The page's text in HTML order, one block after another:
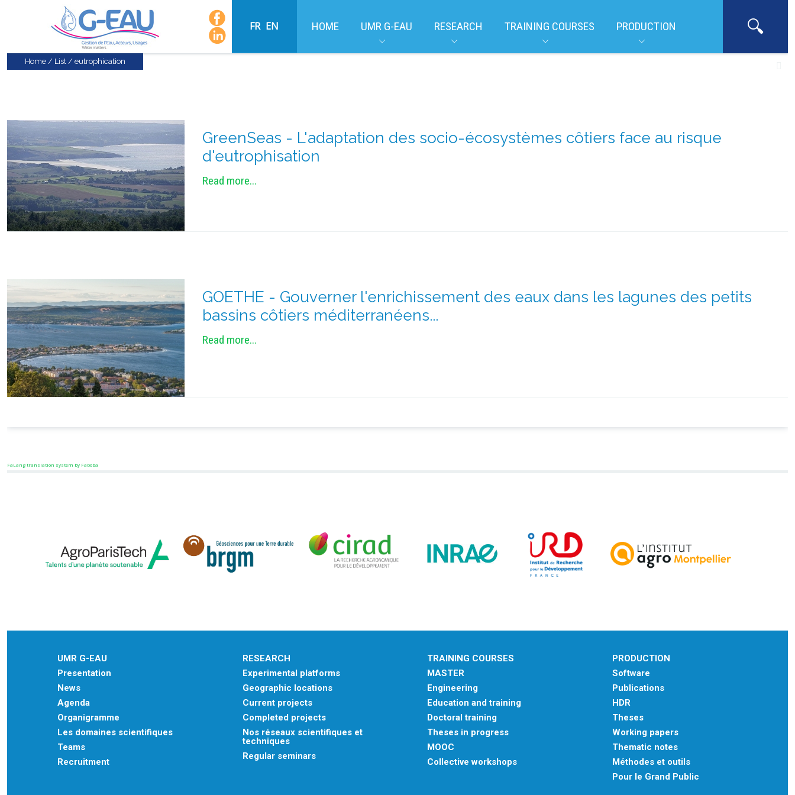
FR EN HOME UMR G-EAU RESEARCH TRAINING COURSES PRODUCTION
Home / List / eutrophication
GreenSeas - L'adaptation des socio-écosystèmes côtiers face au risque
d'eutrophisation
Read more...
GOETHE - Gouverner l'enrichissement des eaux dans les lagunes des petits
bassins côtiers méditerranéens...
Read more...
FaLang translation system by Faboba
UMR G-EAU
Presentation
News
Agenda
Organigramme
Les domaines scientifiques
Teams
Recruitment
RESEARCH
Experimental platforms
Geographic locations
Current projects
Completed projects
Nos réseaux scientifiques et
techniques
Regular seminars
TRAINING COURSES
MASTER
Engineering
Education and training
Doctoral training
Theses in progress
MOOC
Collective workshops
PRODUCTION
Software
Publications
HDR
Theses
Working papers
Thematic notes
Méthodes et outils
Pour le Grand Public